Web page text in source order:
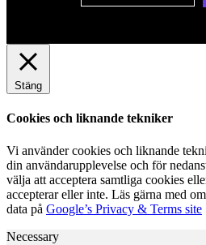
Stäng
Cookies och liknande tekniker
Vi använder cookies och liknande
din användarupplevelse och för
välja att acceptera samtliga cookies
accepterar eller inte. Läs gärna med
data på Google’s Privacy & Terms site
Necessary